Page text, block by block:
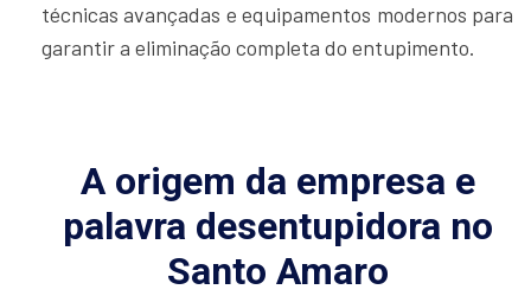
técnicas avançadas e equipamentos modernos para
garantir a eliminação completa do entupimento.
A origem da empresa e
palavra desentupidora no
Santo Amaro